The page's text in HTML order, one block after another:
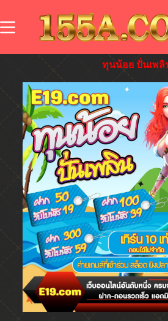
ทุนน้อย ปั่นเพลิ